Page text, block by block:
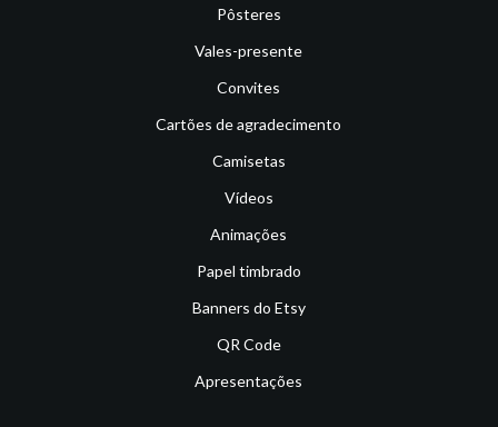
Pôsteres
Vales-presente
Convites
Cartões de agradecimento
Camisetas
Vídeos
Animações
Papel timbrado
Banners do Etsy
QR Code
Apresentações